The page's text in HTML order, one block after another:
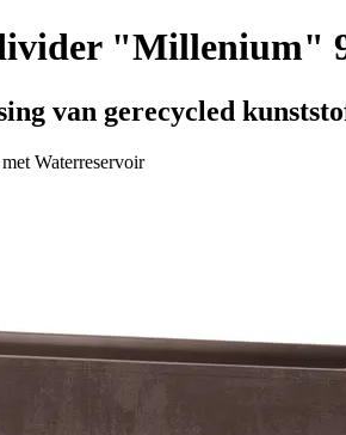
"Millenium"
van gerecycled
Waterreservoir